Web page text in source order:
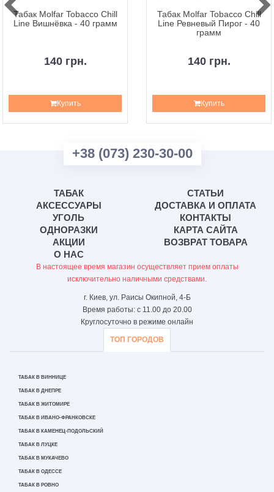
Табак Molfar Tobacco Chill
Line Вишнёвка - 40 грамм
140 грн.
Купить
Табак Molfar Tobacco Chill
Line Ревневый Пирог - 40
грамм
140 грн.
Купить
+38 (073) 230-30-00
ТАБАК
АКСЕССУАРЫ
УГОЛЬ
ОДНОРАЗКИ
АКЦИИ
О НАС
СТАТЬИ
ДОСТАВКА И ОПЛАТА
КОНТАКТЫ
КАРТА САЙТА
ВОЗВРАТ ТОВАРА
В настоящее время магазин осуществляет прием оплаты
исключительно наличными средствами.
г. Киев, ул. Раисы Окипной, 4-Б
Время работы: с 11.00 до 20.00
Круглосуточно в режиме онлайн
ТОП ГОРОДОВ
ТАБАК В ВИННИЦЕ
ТАБАК В ДНЕПРЕ
ТАБАК В ЖИТОМИРЕ
ТАБАК В ИВАНО-ФРАНКОВСКЕ
ТАБАК В КАМЕНЕЦ-ПОДОЛЬСКИЙ
ТАБАК В ЛУЦКЕ
ТАБАК В МУКАЧЕВО
ТАБАК В ОДЕССЕ
ТАБАК В РОВНО